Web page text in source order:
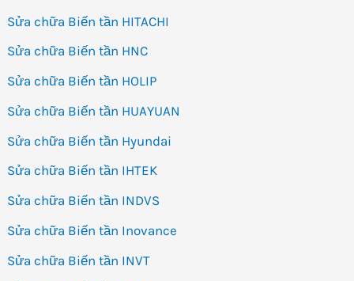
Sửa chữa Biến tần HITACHI
Sửa chữa Biến tần HNC
Sửa chữa Biến tần HOLIP
Sửa chữa Biến tần HUAYUAN
Sửa chữa Biến tần Hyundai
Sửa chữa Biến tần IHTEK
Sửa chữa Biến tần INDVS
Sửa chữa Biến tần Inovance
Sửa chữa Biến tần INVT